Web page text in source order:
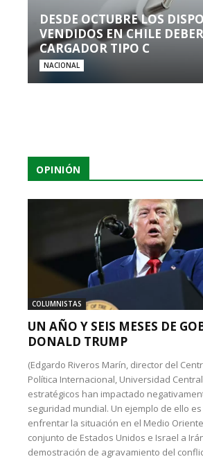
DESDE OCTUBRE LOS
VENDIDOS EN CHILE
CARGADOR TIPO C
NACIONAL
OPINIÓN
COLUMNISTAS
UN AÑO Y SEIS MESES DE
DONALD TRUMP
(Edgardo Riveros Marín, director del
Política Internacional, Universidad
estratégicos han impactado
seguridad mundial. Un ejemplo de ello
enfrentar la situación en el Medio
conjunto de Estados Unidos e Israel a
demostración de agravamiento del